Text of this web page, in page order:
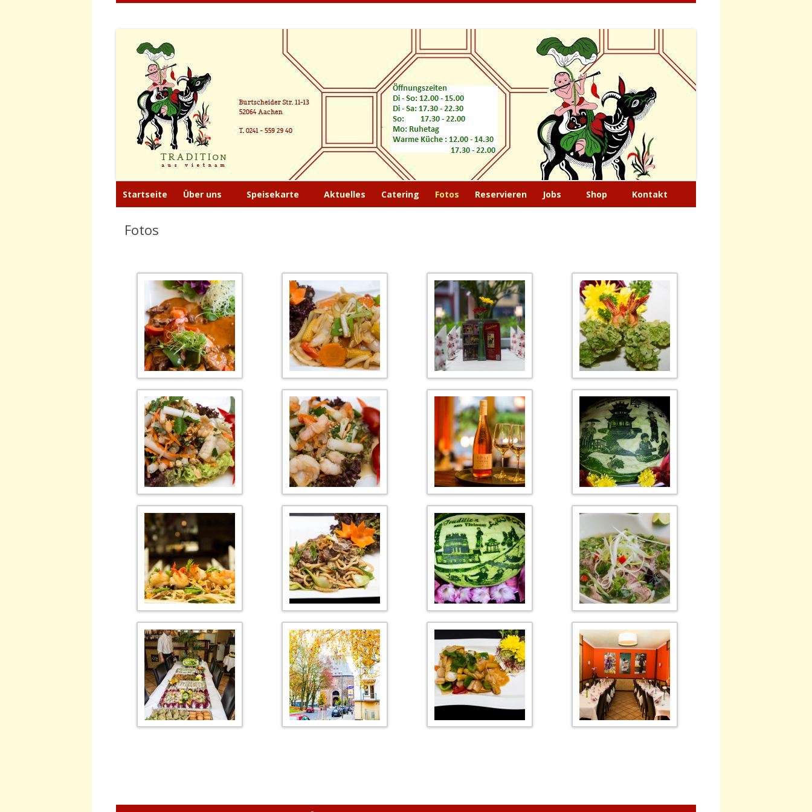
Tradition aus Vietnam
Startseite Über uns Speisekarte Aktuelles Catering Fotos Reservieren Jobs Shop Kontakt
Fotos